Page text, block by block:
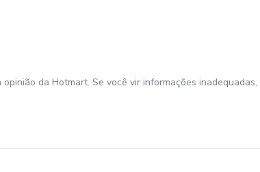
da Hotmart. Se você vir informações inadequadas,